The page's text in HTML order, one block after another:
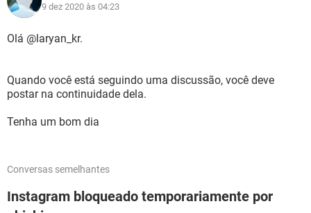
9 dez 2020 às 04:23
Olá @laryan_kr.
Quando você está seguindo uma discussão, você deve
postar na continuidade dela.
Tenha um bom dia
Conversas semelhantes
Instagram bloqueado temporariamente por